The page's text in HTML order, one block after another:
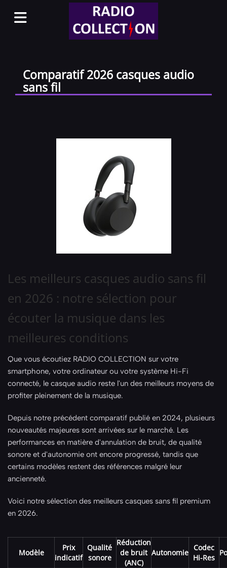
Comparatif 2026 casques audio
sans fil
Les meilleurs casques audio sans fil
en 2026 : notre sélection pour
écouter la musique dans les
meilleures conditions
Que vous écoutiez RADIO COLLECTION sur votre
smartphone, votre ordinateur ou votre système Hi-Fi
connecté, le casque audio reste l'un des meilleurs moyens de
profiter pleinement de la musique.
Depuis notre précédent comparatif publié en 2024, plusieurs
nouveautés majeures sont arrivées sur le marché. Les
performances en matière d'annulation de bruit, de qualité
sonore et d'autonomie ont encore progressé, tandis que
certains modèles restent des références malgré leur
ancienneté.
Voici notre sélection des meilleurs casques sans fil premium
en 2026.
Modèle
Prix
indicatif
Qualité
sonore
Réduction
de bruit
(ANC)
Autonomie
Codec
Hi-Res